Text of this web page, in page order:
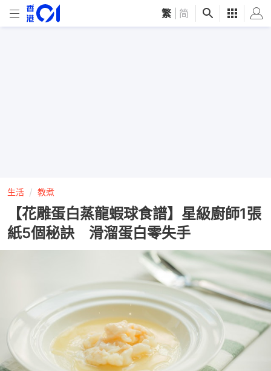
繁 简
生活 教煮
【花雕蛋白蒸龍蝦球食譜】星級廚師1張
紙5個秘訣 滑溜蛋白零失手